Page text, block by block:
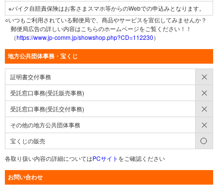
※バイク自賠責保険はお客さまスマホ等からのWebでの申込みとなります。
○いつもご利用されている郵便局で、商品やサービスを宣伝してみませんか？
郵便局広告の詳しい内容はこちらのホームページをご覧ください！！
（https://www.jp-comm.jp/showshop.php?CD=112230）
地方公共団体事務・宝くじ
証明書交付事務
受託窓口事務(受託販売事務)
受託窓口事務(受託交付事務)
その他の地方公共団体事務
宝くじの販売
各取り扱い内容の詳細についてはPCサイト をご確認ください
お問い合わせ